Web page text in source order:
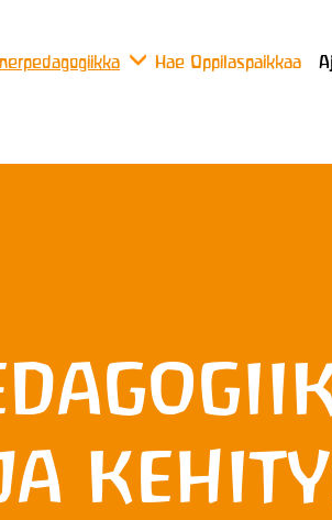
Hae Oppilaspaikkaa